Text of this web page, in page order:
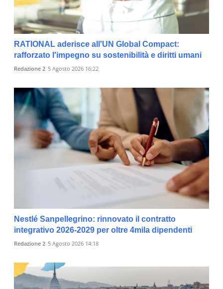
RATIONAL aderisce all'UN Global Compact:
rafforzato l'impegno su sostenibilità e diritti umani
Redazione 2 5 Agosto 2026 16:22
Nestlé Sanpellegrino: rinnovato il contratto
integrativo 2026-2029 per oltre 4mila dipendenti
Redazione 2 5 Agosto 2026 14:18